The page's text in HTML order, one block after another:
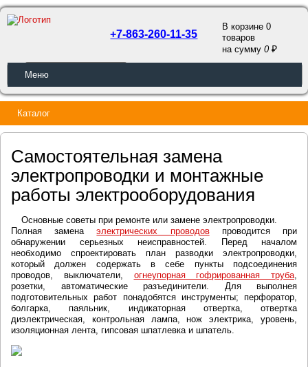
ОБРАТНЫЙ ЗВОНОК
+7-863-260-11-35
В корзине 0
товаров
на сумму0
Меню
Каталог
Самостоятельная замена
электропроводки и монтажные
работы электрооборудования
Основные советы при ремонте или замене электропроводки.
Полная заменаэлектрических проводовпроводится при
обнаружении серьезных неисправностей. Перед началом
необходимо спроектировать план разводки электропроводки,
который должен содержать в себе пункты подсоединения
проводов, выключатели, огнеупорная гофрированная труба,
розетки, автоматические разъединители. Для выполнея
подготовительных работ понадобятся инструменты; перфоратор,
болгарка, паяльник, индикаторная отвертка, отвертка
диэлектрическая, контрольная лампа, нож электрика, уровень,
изоляционная лента, гипсовая шпатлевка и шпатель.